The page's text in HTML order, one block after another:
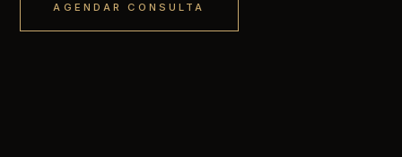
AGENDAR CONSULTA